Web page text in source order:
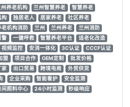
州养老机构 兰州智慧养老
智慧养老
构 独居老人 居家养老
社区养老
老机构消防 兰州 兰州养老
兰州消防
警 一键呼救 智慧养老平台
适老化改造
视频监控 安消一体化 3C认证
CCCF认证
盟 项目合作 OEM定制
批发价格
家 出口贸易 跨境电商
外贸供货
企业采购 智能看护
安全监测
间照料中心 24小时监测
秒级响应